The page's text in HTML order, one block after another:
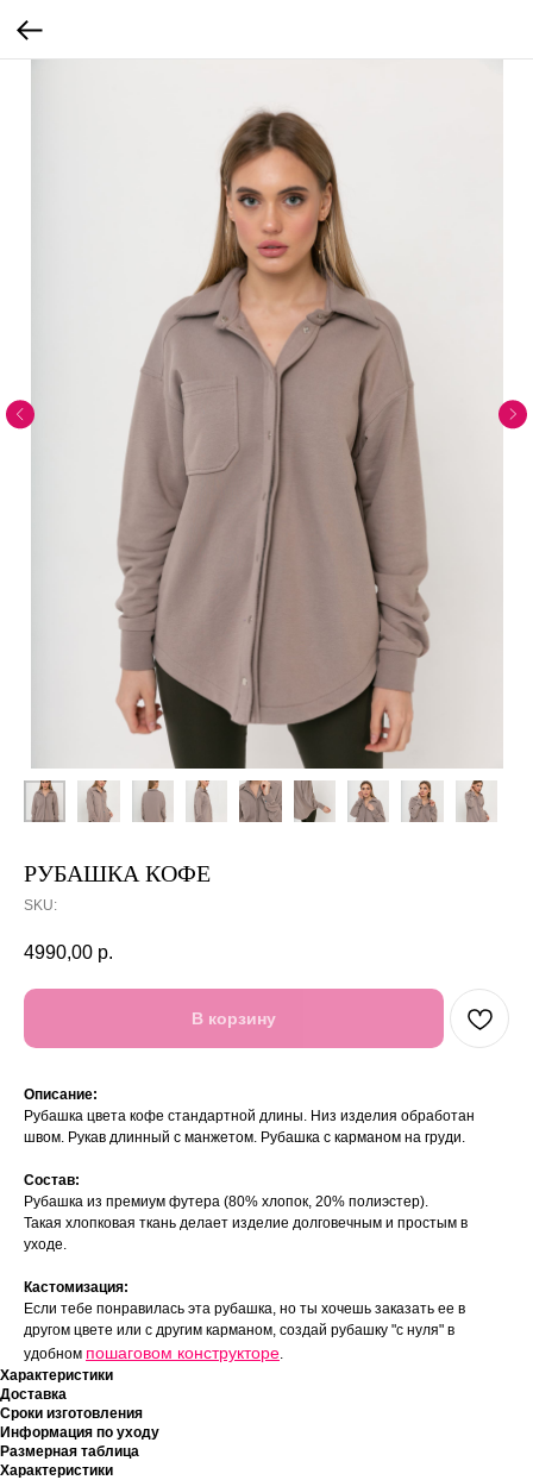
РУБАШКА КОФЕ
SKU:
4990,00 р.
В корзину
Описание:
Рубашка цвета кофе стандартной длины. Низ изделия обработан
швом. Рукав длинный с манжетом. Рубашка с карманом на груди.
Состав:
Рубашка из премиум футера (80% хлопок, 20% полиэстер).
Такая хлопковая ткань делает изделие долговечным и простым в
уходе.
Кастомизация:
Если тебе понравилась эта рубашка, но ты хочешь заказать ее в
другом цвете или с другим карманом, создай рубашку "с нуля" в
удобном пошаговом конструкторе
Характеристики
Доставка
Сроки изготовления
Информация по уходу
Размерная таблица
Характеристики